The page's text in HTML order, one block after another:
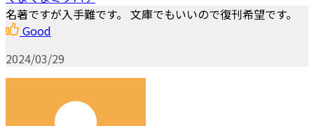
名著ですが入手難です。 文庫でもいいので復刊希望です。
Good
2024/03/29